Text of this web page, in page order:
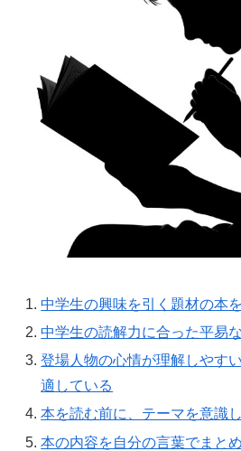
中学生の興味を引く題材の本
中学生の読解力に合った平易
登場人物の心情が理解しやす
適している
本を読む前に、テーマを意識
本の内容を自分の言葉でまと